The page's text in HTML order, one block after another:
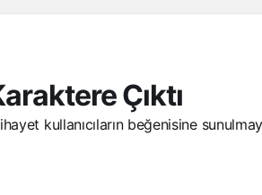
Çıktı
kullanıcıların beğenisine